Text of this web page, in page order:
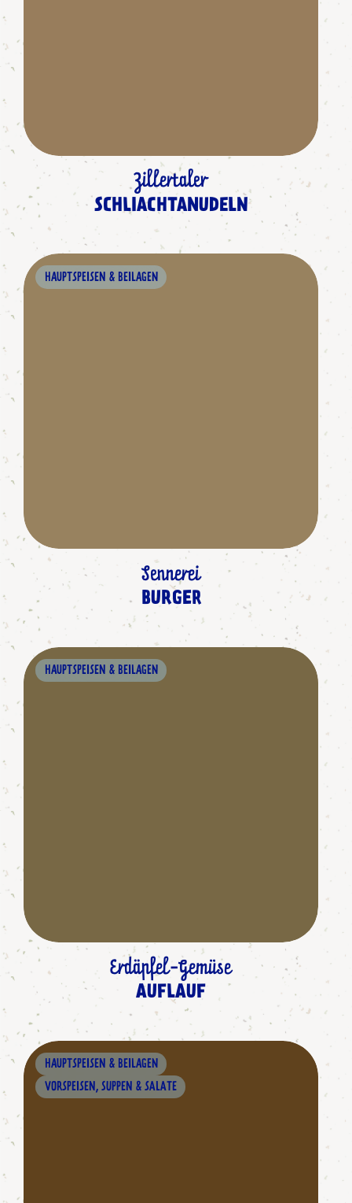
Zillertaler
SCHLIACHTANUDELN
HAUPTSPEISEN & BEILAGEN
Sennerei
BURGER
HAUPTSPEISEN & BEILAGEN
Erdäpfel-Gemüse
AUFLAUF
HAUPTSPEISEN & BEILAGEN
VORSPEISEN, SUPPEN & SALATE